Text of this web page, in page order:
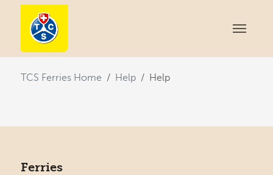
TCS Ferries Home Help Help
Ferries